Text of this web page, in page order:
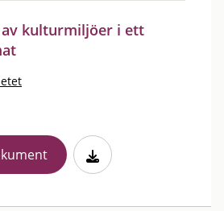
kulturmiljöer i ett